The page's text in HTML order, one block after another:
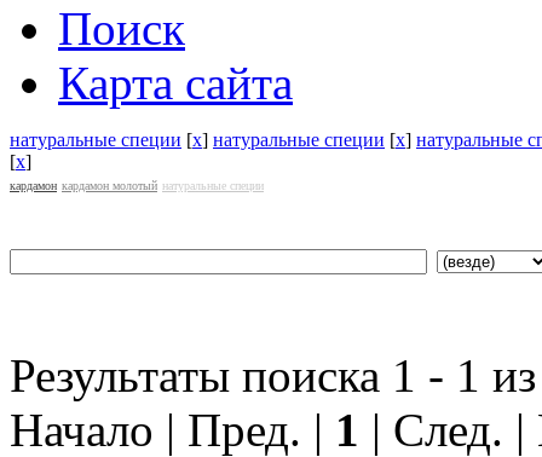
Поиск
Карта сайта
натуральные специи [x] натуральные специи [x] натуральные
[x]
кардамон кардамон молотый натуральные специи
Результаты поиска 1 - 1
Начало | Пред. | 1 | След.